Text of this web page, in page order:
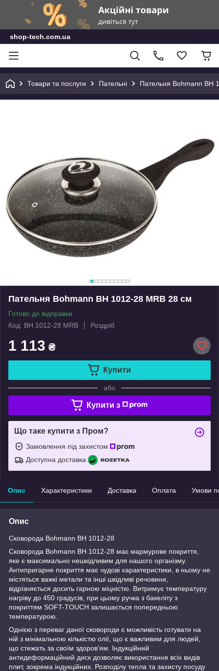
shop-tech.com.ua
Товари та послуги Пательні Пательня Bohmann BH
Пательня Bohmann BH 1012-28 MRB 28 см
Готово до відправки
Код: BH 1012-28 MRB
Роздріб
1 113 ₴
Купити
або
Купити з
Що таке купити з Пром?
Замовлення під захистом
Доступна доставка
Опис Характеристики Доставка Оплата Умови
Опис
Сковорода Bohmann BH 1012-28
Сковорода Bohmann BH 1012-28 має мармурове покриття,
яке є максимально нешкідливим для нашого організму.
Антипригарне покриття має чудові характеристики, в ньому не
містяться важкі метали та інші шкідливі речовини,
відрізняється досить гарною міцністю. Витримує температуру
нагріву до 450 градусів, при цьому ручка з бакеліту з
покриттям SOFT-TOUCH залишається попередньою
температурою.
Однією з переваг даної сковороди є можливість готувати на
ній з мінімальною кількістю олії, що є важливим для людей,
що стежать за своїм здоров'ям. Індукційний
антидеформаційний диск дозволяє використання всіх видів
плит, зокрема індукційних. Розподілу тепла та захисту посуду